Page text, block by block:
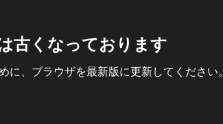
古くなっております
、ブラウザを最新版に更新してください。